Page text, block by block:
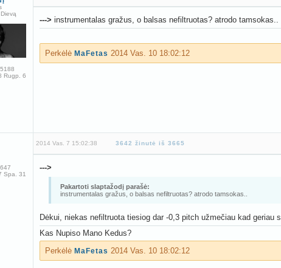
5188
Rugp. 6
---> instrumentalas gražus, o balsas nefiltruotas? atrodo tamsokas..
PerkėlėMaFetas 2014 Vas. 10 18:02:12
647
Spa. 31
2014 Vas. 7 15:02:38 3642 žinutė iš 3665
--->
Pakartoti slaptažodį parašė:
instrumentalas gražus, o balsas nefiltruotas? atrodo tamsokas..
Dėkui, niekas nefiltruota tiesiog dar -0,3 pitch užmečiau kad geriau
Kas Nupiso Mano Kedus?
PerkėlėMaFetas 2014 Vas. 10 18:02:12